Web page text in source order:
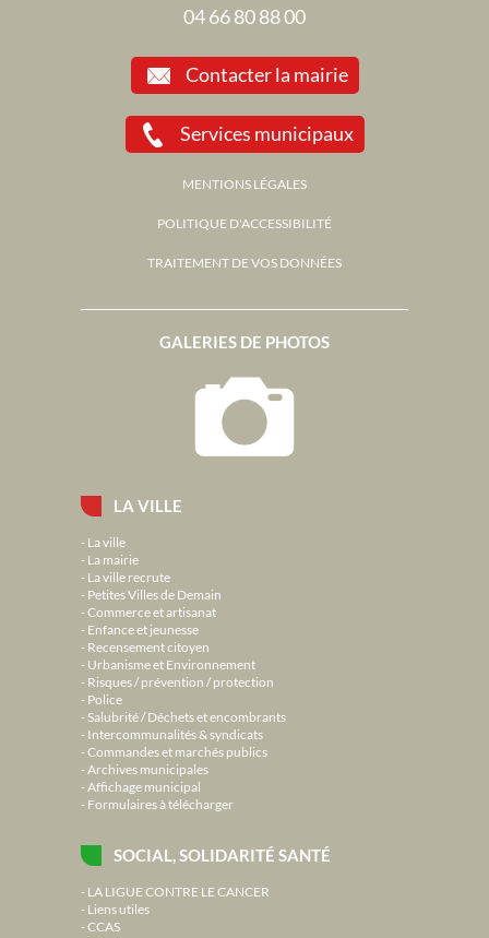
LA VILLE
La ville
La mairie
La ville recrute
Petites Villes de Demain
Commerce et artisanat
Enfance et jeunesse
Recensement citoyen
Urbanisme et Environnement
Risques / prévention / protection
Police
Salubrité / Déchets et encombrants
Intercommunalités & syndicats
Commandes et marchés publics
Archives municipales
Affichage municipal
Formulaires à télécharger
SOCIAL, SOLIDARITÉ SANTÉ
LA LIGUE CONTRE LE CANCER
Liens utiles
CCAS
GALERIES DE PHOTOS
04 66 80 88 00
Contacter la mairie
Services municipaux
MENTIONS LÉGALES
POLITIQUE D'ACCESSIBILITÉ
TRAITEMENT DE VOS DONNÉES